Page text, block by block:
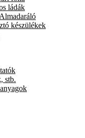
ládák
készülékek
stb.